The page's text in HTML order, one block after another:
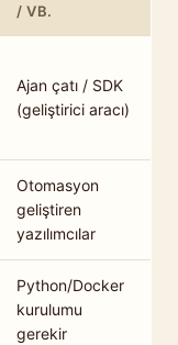
/ VB.
Ajan çatı / SDK
(geliştirici aracı)
Otomasyon
geliştiren
yazılımcılar
Python/Docker
kurulumu
gerekir